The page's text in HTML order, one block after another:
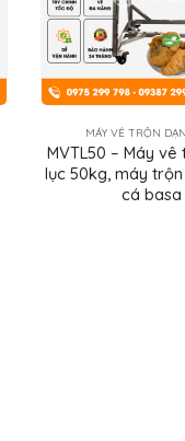
MÁY VÊ TRỘN
MVTL50 – Máy
lục 50kg, máy
cá basa